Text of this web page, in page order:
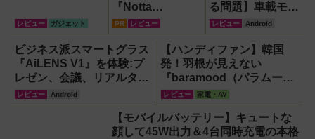
レビュー ガジェット
『Notta
Memo（ノッタ
メモ）Type C』
録音からAI自動文
字起こし・翻訳・
要約までこなすAI
ボイスレコーダ
ー！【議事録作
成】
PR レビュー
る問題】車載モニ
ターをAndroid化
するオットキャス
ト「OTTOAIBOX
P3 Pro」を試し
てみた結果
レビュー Android
ビジネス派スマートグラス
『AiLENS V1』を体験:プ
レゼン、会議、リアルタイ
ム翻訳に使えて8万円台！
レビュー Android
【ハンディファン】韓国
発！羽根が見えない
『baramood（パラムー
ド）』4種使い比べ
レビュー 家電・AV
【モバイルバッテリー】キュートな
顔して45W出力＆4台同時充電の本格